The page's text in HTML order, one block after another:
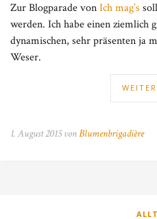
Zur Blogparade vonIch mag’s
werden. Ich habe einen ziemlich
dynamischen, sehr präsenten ja
Weser.
1. August 2015 vonBlumenbrigadière